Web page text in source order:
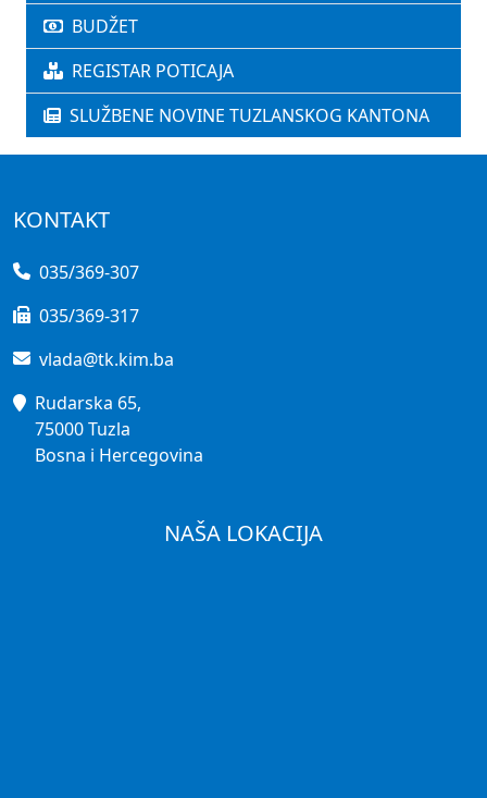
BUDŽET
REGISTAR POTICAJA
SLUŽBENE NOVINE TUZLANSKOG KANTONA
KONTAKT
035/369-307
035/369-317
vlada@tk.kim.ba
Rudarska 65,
75000 Tuzla
Bosna i Hercegovina
NAŠA LOKACIJA